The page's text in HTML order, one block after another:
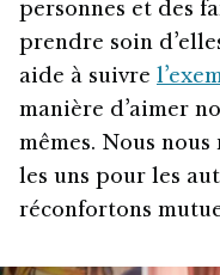
personnes et des
prendre soin
aide à suivre
manière d’aimer
mêmes. Nous
les uns pour les
réconfortons